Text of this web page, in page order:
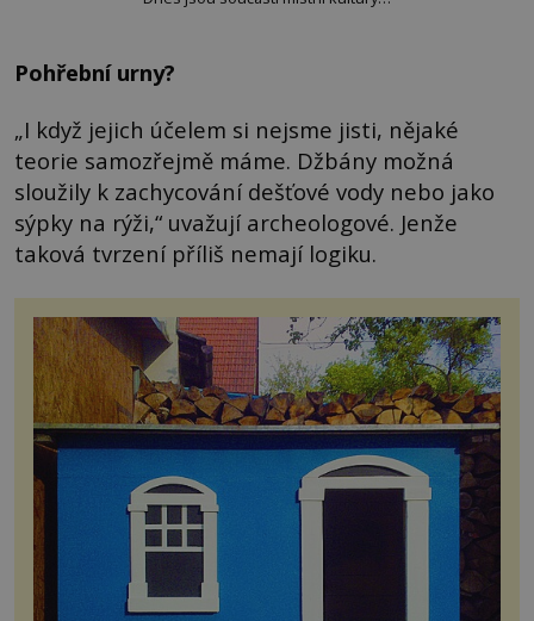
Pohřební urny?
„I když jejich účelem si nejsme jisti, nějaké
teorie samozřejmě máme. Džbány možná
sloužily k zachycování dešťové vody nebo jako
sýpky na rýži,“ uvažují archeologové. Jenže
taková tvrzení příliš nemají logiku.